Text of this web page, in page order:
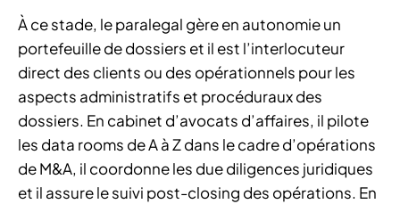
À ce stade, le paralegal gère en autonomie un
portefeuille de dossiers et il est l’interlocuteur
direct des clients ou des opérationnels pour les
aspects administratifs et procéduraux des
dossiers. En cabinet d’avocats d’affaires, il pilote
les data rooms de A à Z dans le cadre d’opérations
de M&A, il coordonne les due diligences juridiques
et il assure le suivi post-closing des opérations. En